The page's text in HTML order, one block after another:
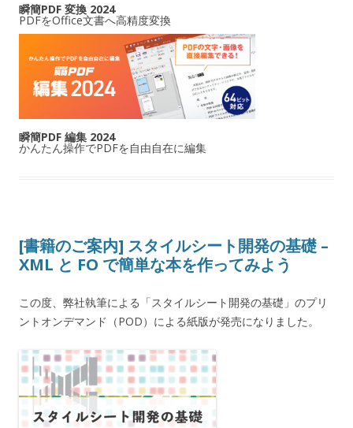
瞬簡PDF 変換 2024
PDFをOffice文書へ高精度変換
瞬簡PDF 編集 2024
かんたん操作でPDFを自由自在に編集
[書籍のご案内] スタイルシート開発の基礎 –
XML と FO で簡単な本を作ってみよう
この度、弊社執筆による「スタイルシート開発の基礎」のプリ
ントオンデマンド（POD）による紙版が発売になりました。